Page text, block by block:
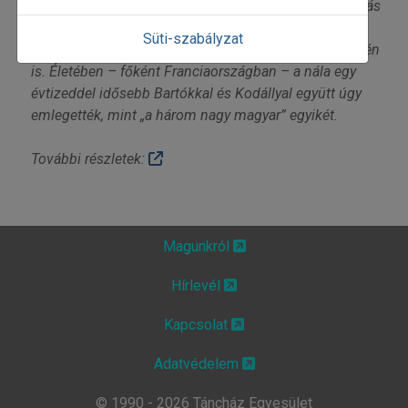
legnagyobb magyar zeneszerzője, aki a népzenekutatás
zenepedagógia és a nemzetközi kultúrdiplomácia terén
is. Életében – főként Franciaországban – a nála egy
évtizeddel idősebb Bartókkal és Kodállyal együtt úgy
emlegették, mint „a három nagy magyar” egyikét.
További részletek:
Süti-szabályzat
Magunkról
Hírlevél
Kapcsolat
Adatvédelem
© 1990 - 2026 Táncház Egyesület